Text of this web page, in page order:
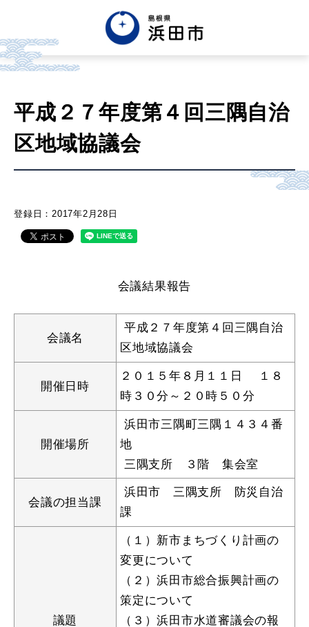
한글 Tiếng việt Tagalog
市政情報
くらし・手続き・
産業・ビジネス
スポーツ
（はまだぐらし）
観光・飲食
場面から探す
平成２７年度第４回三隅自治
区地域協議会
登録日：2017年2月28日
会議結果報告
会議名
平成２７年度第４回三隅自治
区地域協議会
開催日時
２０１５年８月１１日 １８
時３０分～２０時５０分
開催場所
浜田市三隅町三隅１４３４番
地
三隅支所 ３階 集会室
会議の担当課
浜田市 三隅支所 防災自治
課
議題
（１）新市まちづくり計画の
変更について
（２）浜田市総合振興計画の
策定について
（３）浜田市水道審議会の報